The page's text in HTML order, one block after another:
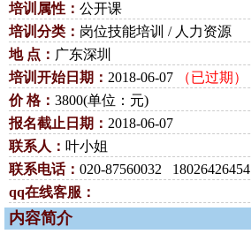
培训属性： 公开课
培训分类： 岗位技能培训 / 人力资源
地 点： 广东深圳
培训开始日期： 2018-06-07
（已过期）
价 格： 3800(单位：元)
报名截止日期： 2018-06-07
联系人： 叶小姐
联系电话： 020-87560032 18026426454
qq在线客服：
内容简介